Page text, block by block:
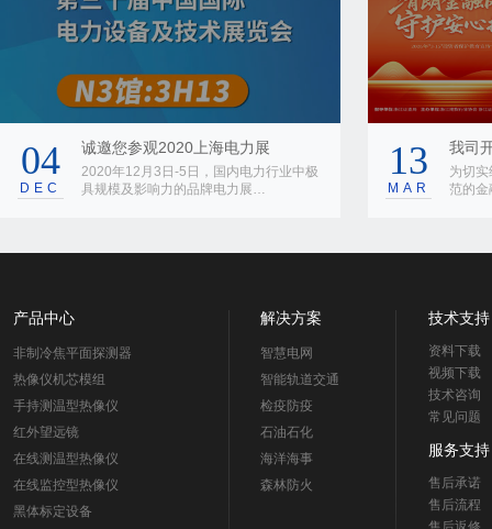
04
DEC
诚邀您参观2020上海电力展
2020年12月3日-5日，国内电力行业中极
具规模及影响力的品牌电力展…
13
MAR
我司
为切
范的
产品中心
非制冷焦平面探测器
热像仪机芯模组
手持测温型热像仪
红外望远镜
在线测温型热像仪
在线监控型热像仪
黑体标定设备
解决方案
智慧电网
智能轨道交通
检疫防疫
石油石化
海洋海事
森林防火
技术支持
资料下载
视频下载
技术咨询
常见问题
服务支持
售后承诺
售后流程